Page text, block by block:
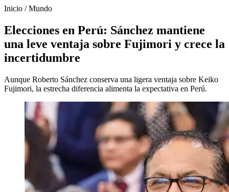
Inicio /Mundo
Elecciones en Perú: Sánchez mantiene
una leve ventaja sobre Fujimori y crece la
incertidumbre
Aunque Roberto Sánchez conserva una ligera ventaja sobre Keiko
Fujimori, la estrecha diferencia alimenta la expectativa en Perú.